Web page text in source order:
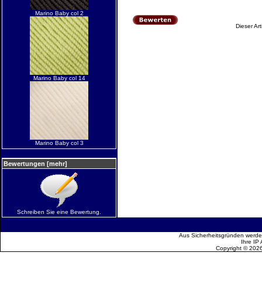
Marino Baby col 2
Marino Baby col 14
Marino Baby col 3
Bewertungen [mehr]
Schreiben Sie eine Bewertung.
Dieser
Aus Sicherheitsgründen
Ihre IP
Copyright ©